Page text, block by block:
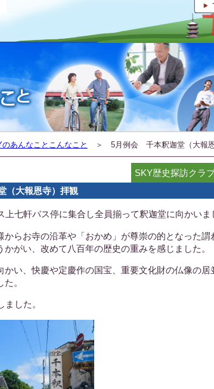
あんなことこんなこと ＞ 5月例会 千本釈迦堂（大報
SKY歴史探訪クラ
（大報恩寺）拝観
上七軒バス停に集合し全員揃って釈迦堂に向かいま
からお寺の沿革や「おかめ」が尊崇の的となった謂
かがい、改めて八百年の歴史の重みを感じました。
かい、快慶や定慶作の国宝、重要文化財の仏像の居
。
した。